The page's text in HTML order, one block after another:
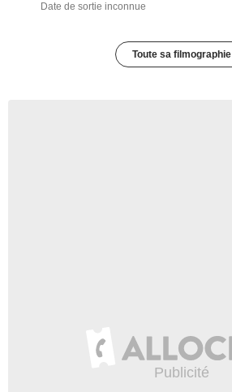
Date de sortie inconnue
Toute sa filmographie